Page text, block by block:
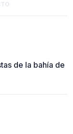
de la bahía de